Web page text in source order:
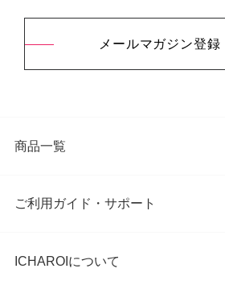
メールマガジン登録
商品一覧
ご利用ガイド・サポート
ICHAROIについて